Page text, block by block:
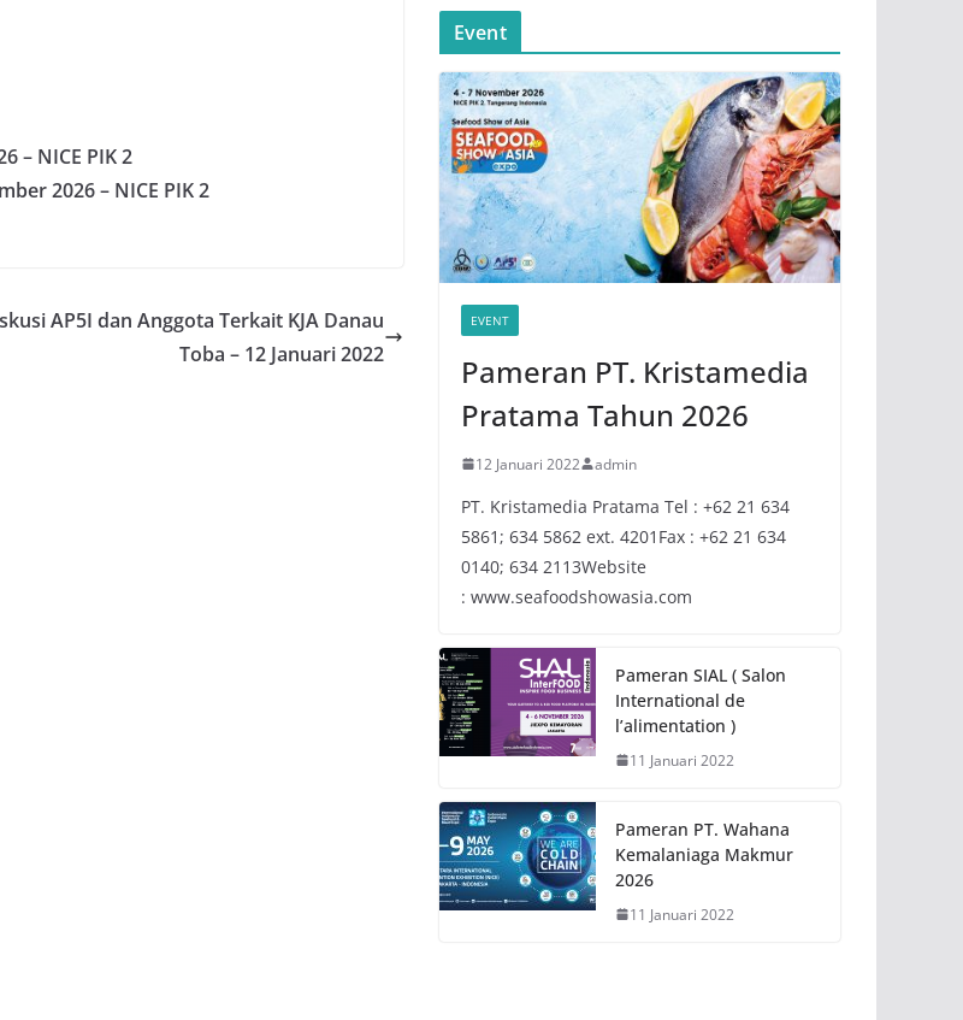
– NICE PIK2
2026 – NICE PIK2
AP5I dan Anggota Terkait KJA Danau
Toba – 12 Januari 2022
Event
EVENT
Pameran PT. Kristamedia
Pratama Tahun 2026
12 Januari 2022 admin
PT. Kristamedia Pratama Tel : +62 21 634
5861; 634 5862 ext. 4201Fax : +62 21 634
0140; 634 2113Website
: www.seafoodshowasia.com
Pameran SIAL ( Salon
International de
l’alimentation )
11 Januari 2022
Pameran PT. Wahana
Kemalaniaga Makmur
2026
11 Januari 2022